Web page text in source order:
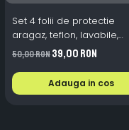
Set 4 folii de protectie
aragaz, teflon, lavabile,
reutilizabile, Negru/Gri
50,00 RON39,00 RON
Adauga in cos